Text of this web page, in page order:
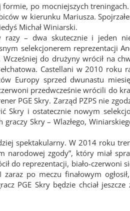
po mocniejszych
w kierunku Mariusza.
Michał Winiarski.
razy – dwa skutecznie i jeden
selekcjonerem reprezentacji
Wcześniej do drużyny wrócił na
Castellani w 2010 roku
Europy sprzed dwunastu
przedwcześnie wrócili do
PGE Skry. Zarząd PZPS nie
Skry i ostatecznie nowym
graczy Skry – Wlazłego,
spektakularny. W 2014 roku
narodowej zgody”, który miał
do reprezentacji, biało-czerwoni
po meczu finałowym
PGE Skry będzie chciał